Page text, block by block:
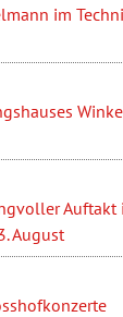
im
Auftakt
August